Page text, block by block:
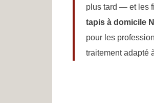
plus tard — et les
tapis à domicile
pour les
traitement adapté